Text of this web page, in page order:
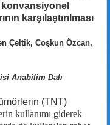
konvansiyonel
karşılaştırılması
Çeltik, Coşkun Özcan,
Anabilim Dalı
(TNT)
kullanımı giderek